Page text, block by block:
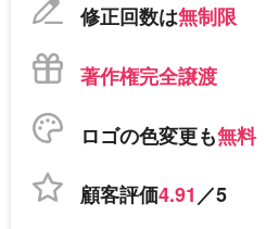
修正回数は無制限
著作権完全譲渡
ロゴの色変更も無料
顧客評価4.91／5